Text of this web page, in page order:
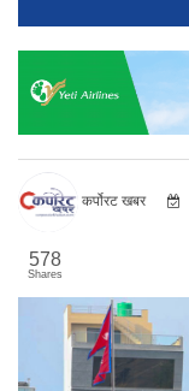
कर्पोरट खबर
578
Shares